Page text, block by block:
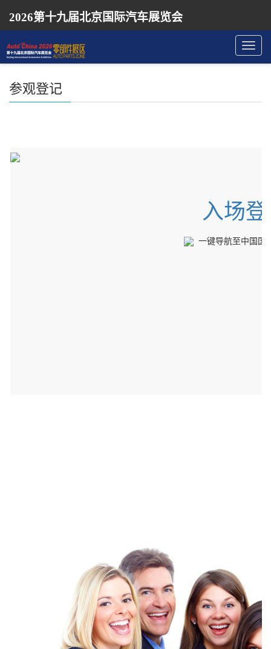
2026第十九届北京国际汽车展览会
参观登记
入场
一键导航至中国国